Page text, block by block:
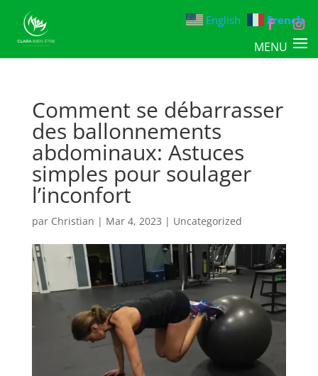
Comment se débarrasser
des ballonnements
abdominaux: Astuces
simples pour soulager
l’inconfort
par Christian | Mar 4, 2023 | Uncategorized
English French